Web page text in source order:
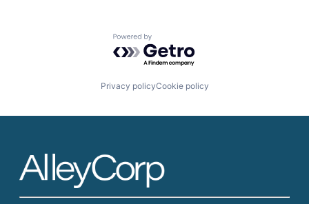
Powered by Getro.com
Privacy policyCookie policy